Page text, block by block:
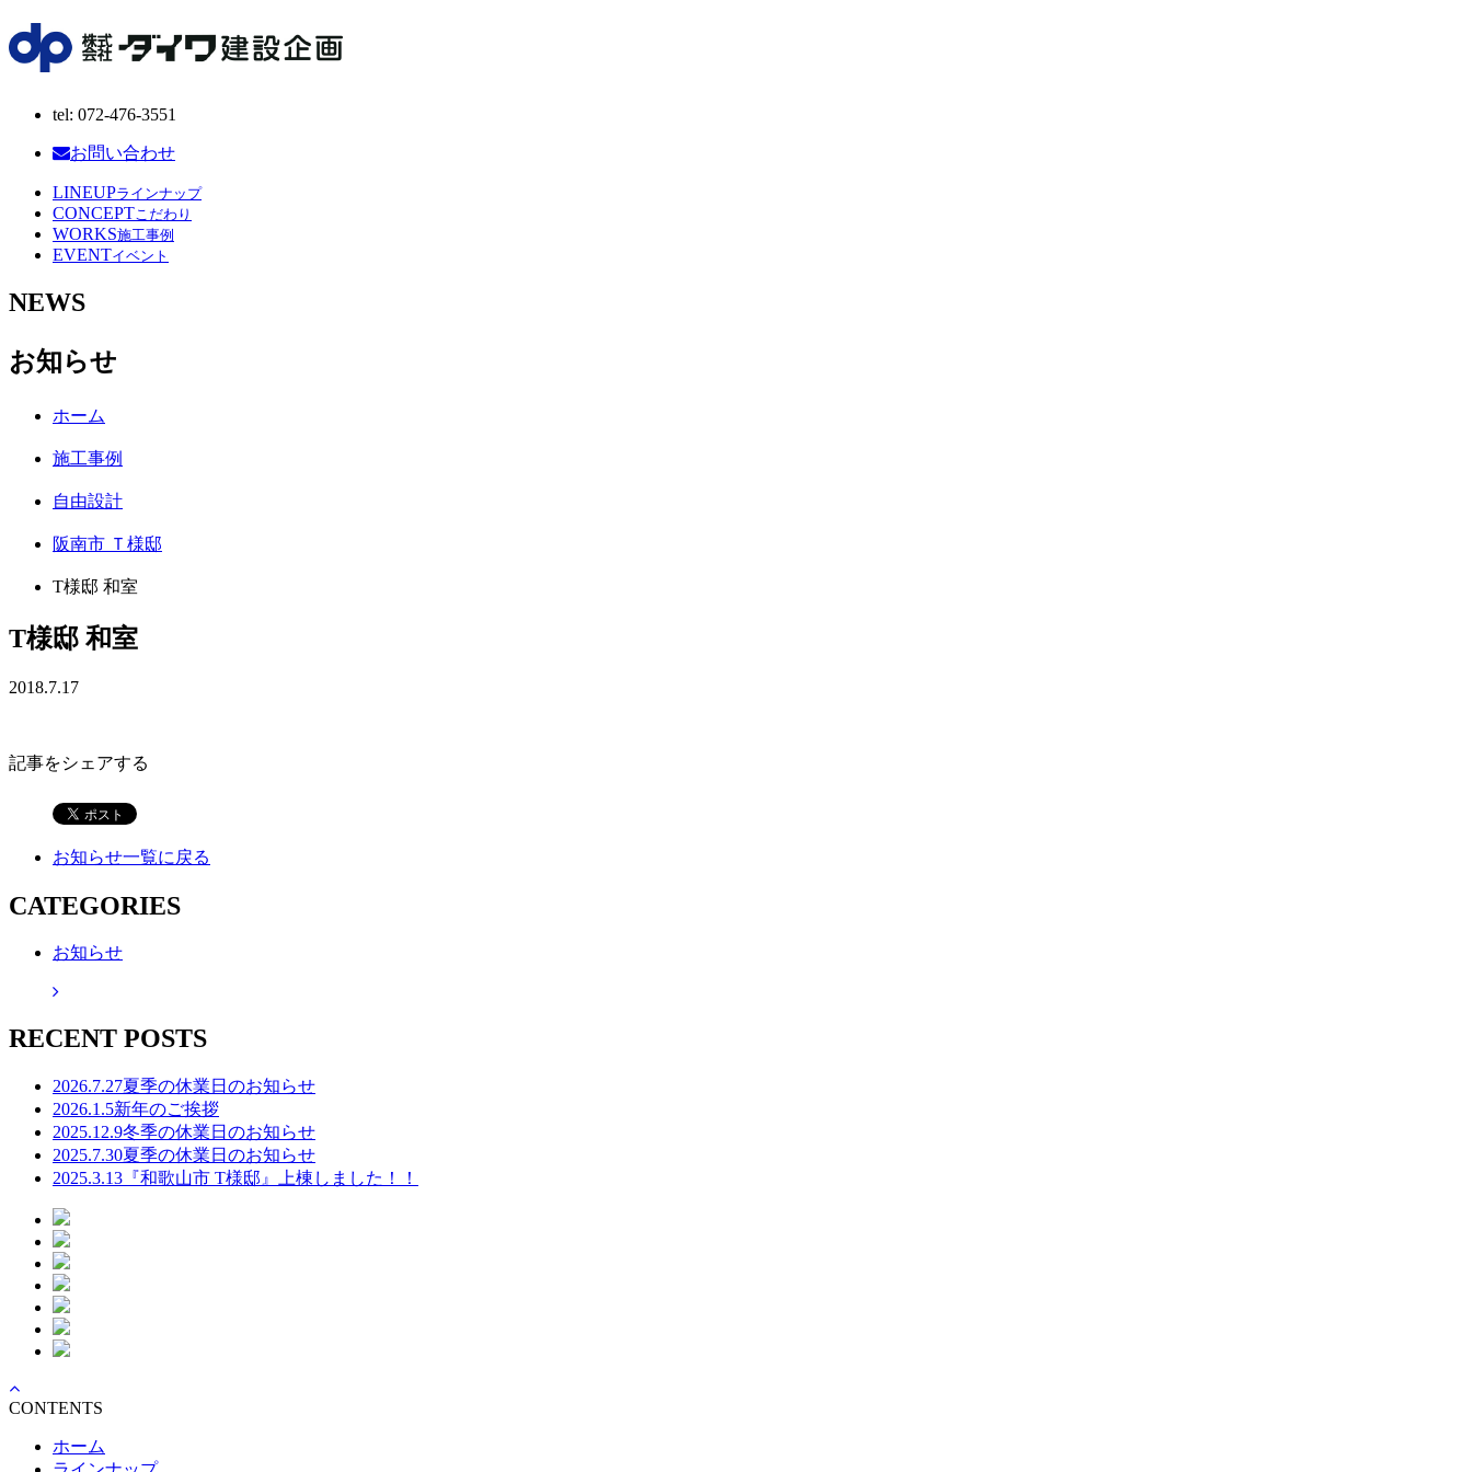
tel: 072-476-3551
お問い合わせ
LINEUPラインナップ
CONCEPT こだわり
WORKS施工事例
EVENTイベント
NEWS
お知らせ
ホーム
施工事例
自由設計
阪南市 Ｔ様邸
T様邸 和室
T様邸 和室
2018.7.17
記事をシェアする
お知らせ一覧に戻る
CATEGORIES
お知らせ
RECENT POSTS
2026.7.27夏季の休業日のお知らせ
2026.1.5新年のご挨拶
2025.12.9冬季の休業日のお知らせ
2025.7.30夏季の休業日のお知らせ
2025.3.13 『和歌山市 T様邸』上棟しました！！
CONTENTS
ホーム